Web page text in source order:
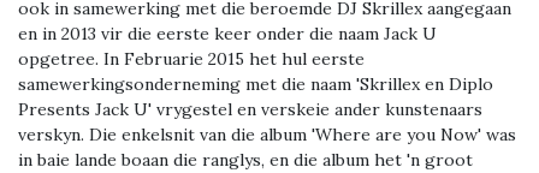
ook in samewerking met die beroemde DJ Skrillex aangegaan
en in 2013 vir die eerste keer onder die naam Jack U
opgetree. In Februarie 2015 het hul eerste
samewerkingsonderneming met die naam 'Skrillex en Diplo
Presents Jack U' vrygestel en verskeie ander kunstenaars
verskyn. Die enkelsnit van die album 'Where are you Now' was
in baie lande boaan die ranglys, en die album het 'n groot